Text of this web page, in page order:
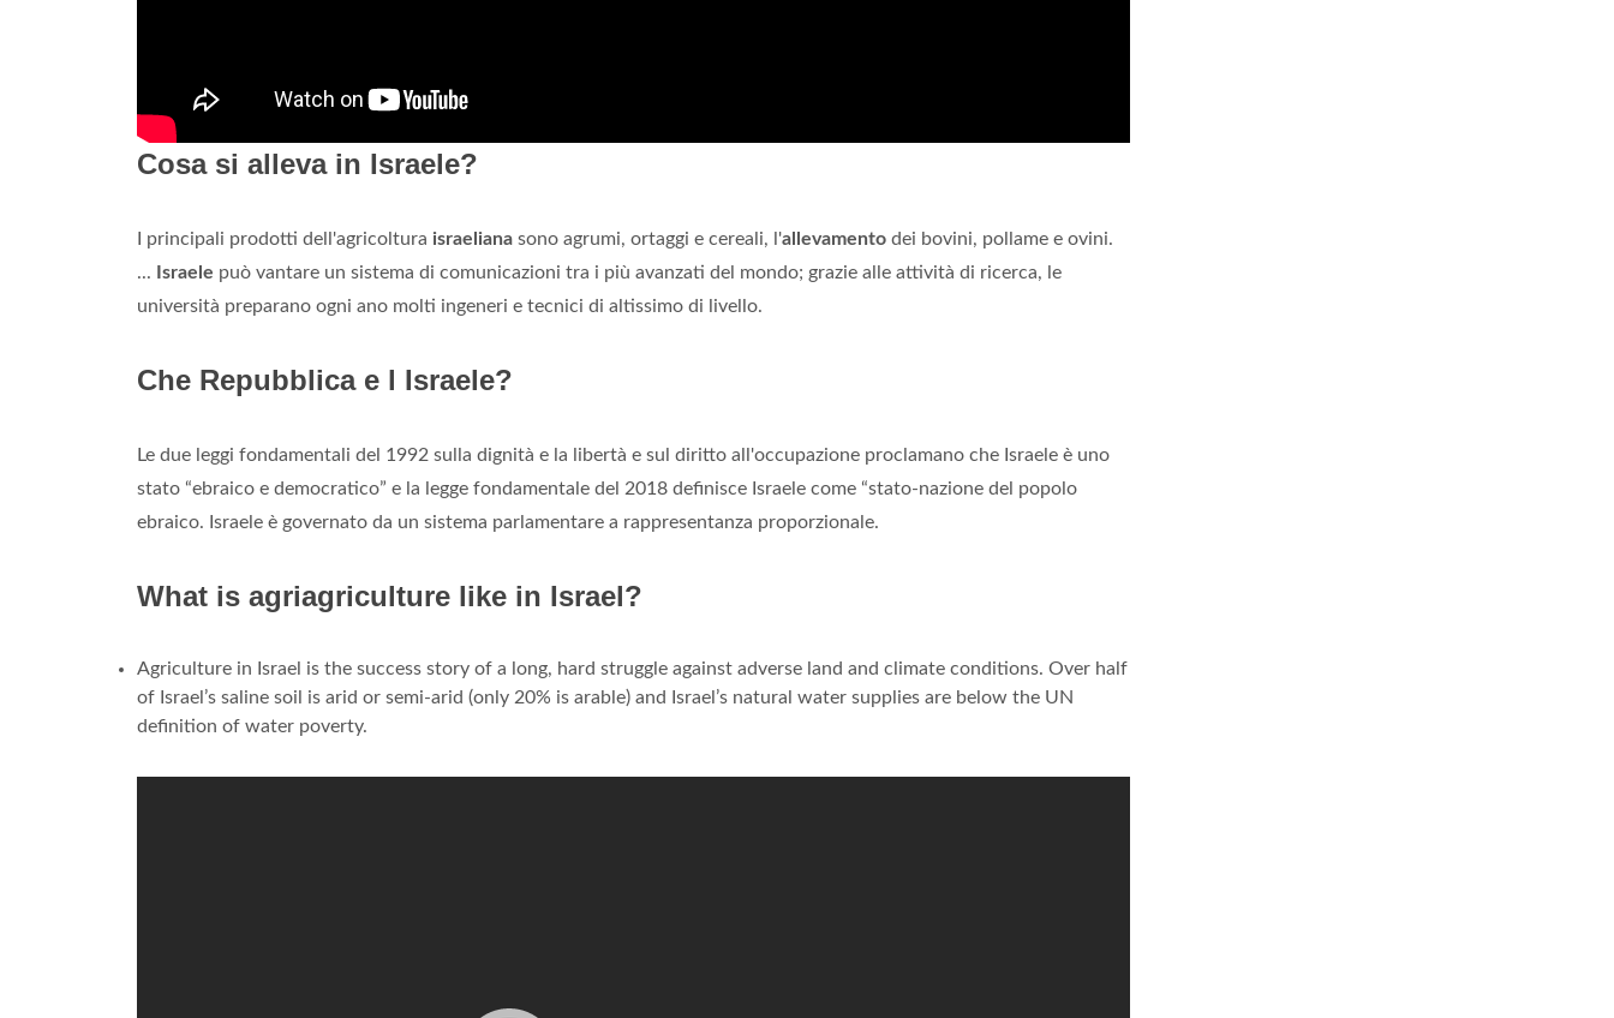
Cosa si alleva in Israele?
I principali prodotti dell'agricoltura israeliana sono agrumi, ortaggi e cereali, l'allevamento dei bovini, pollame e ovini.
...
Israele può vantare un sistema di comunicazioni tra i più avanzati del mondo; grazie alle attività di ricerca, le
università preparano ogni ano molti ingeneri e tecnici di altissimo di livello.
Che Repubblica e l Israele?
Le due leggi fondamentali del 1992 sulla dignità e la libertà e sul diritto all'occupazione proclamano che Israele è uno
stato “ebraico e democratico” e la legge fondamentale del 2018 definisce Israele come “stato-nazione del popolo
ebraico. Israele è governato da un sistema parlamentare a rappresentanza proporzionale.
What is agriagriculture like in Israel?
Agriculture in Israel is the success story of a long, hard struggle against adverse land and climate conditions. Over half
of Israel’s saline soil is arid or semi-arid (only 20% is arable) and Israel’s natural water supplies are below the UN
definition of water poverty.